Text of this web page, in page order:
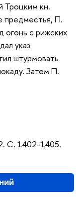
кн.
предместья, П.
огонь с рижских
указ
штурмовать
Затем П.
С. 1402-1405.